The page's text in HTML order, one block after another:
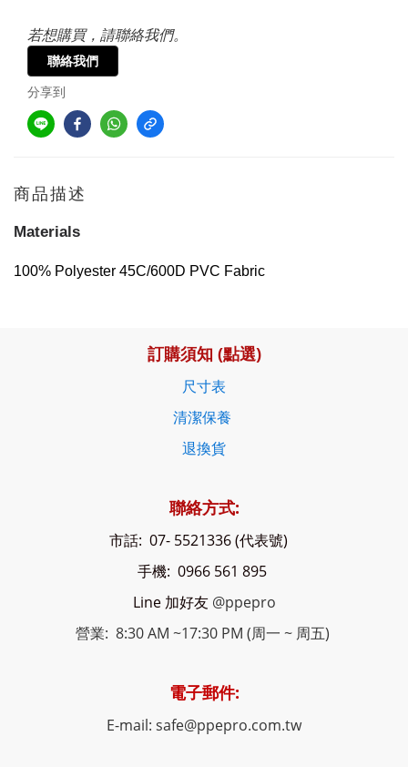
若想購買，請聯絡我們。
聯絡我們
分享到
商品描述
Materials
100% Polyester 45C/600D PVC Fabric
訂購須知 (點選)
尺寸表
清潔保養
退換貨
聯絡方式:
市話: 07- 5521336 (代表號)
手機: 0966 561 895
Line 加好友 @ppepro
營業: 8:30 AM ~17:30 PM (周一 ~ 周五)
電子郵件:
E-mail: safe@ppepro.com.tw